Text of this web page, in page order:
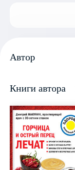
Автор
Книги автора